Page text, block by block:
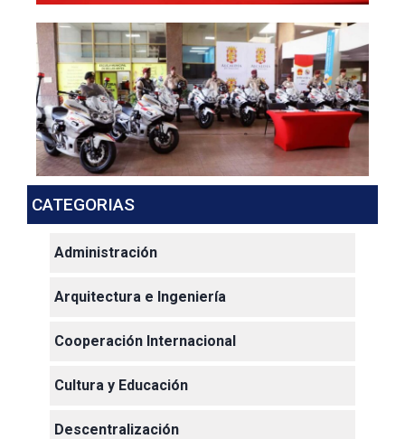
CATEGORIAS
Administración
Arquitectura e Ingeniería
Cooperación Internacional
Cultura y Educación
Descentralización